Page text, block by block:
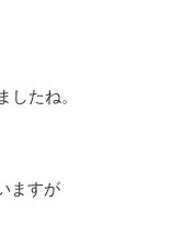
したね。
ますが